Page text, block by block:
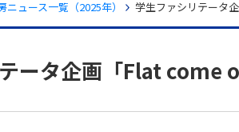
ニュース一覧（2025年） 学生ファシリテータ
ータ企画「Flat come